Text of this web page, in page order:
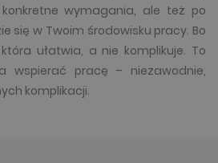
wymagania, ale też po
się w Twoim środowisku pracy. Bo
ułatwia, a nie komplikuje. To
wspierać pracę – niezawodnie,
komplikacji.